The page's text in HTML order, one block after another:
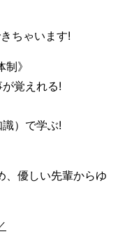
ちゃいます!
》
覚えれる!
）で学ぶ!
、優しい先輩からゆ